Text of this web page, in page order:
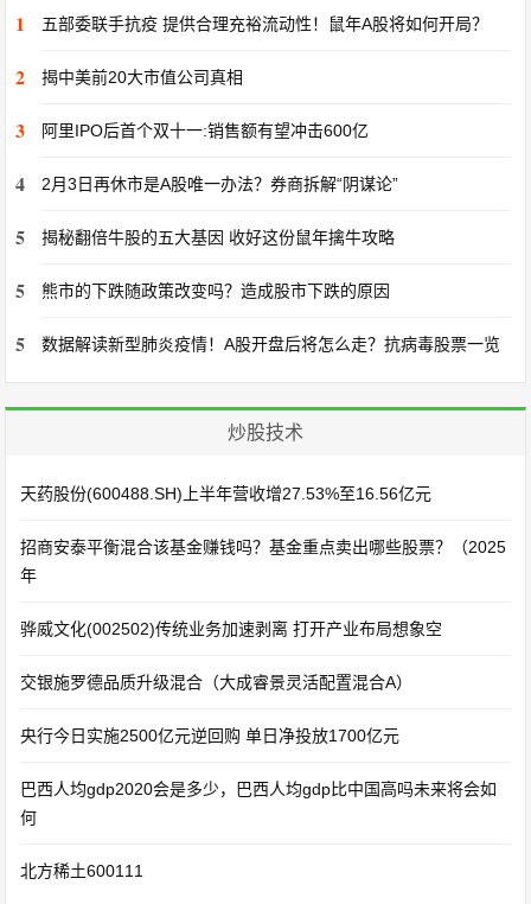
1 五部委联手抗疫 提供合理充裕流动性！鼠年A股将如何开局？
2 揭中美前20大市值公司真相
3 阿里IPO后首个双十一:销售额有望冲击600亿
4 2月3日再休市是A股唯一办法？券商拆解“阴谋论”
5 揭秘翻倍牛股的五大基因 收好这份鼠年擒牛攻略
5 熊市的下跌随政策改变吗？造成股市下跌的原因
5 数据解读新型肺炎疫情！A股开盘后将怎么走？抗病毒股票一览
炒股技术
天药股份(600488.SH)上半年营收增27.53%至16.56亿元
招商安泰平衡混合该基金赚钱吗？基金重点卖出哪些股票？（2025
年
骅威文化(002502)传统业务加速剥离 打开产业布局想象空
交银施罗德品质升级混合（大成睿景灵活配置混合A）
央行今日实施2500亿元逆回购 单日净投放1700亿元
巴西人均gdp2020会是多少，巴西人均gdp比中国高吗未来将会如
何
北方稀土600111